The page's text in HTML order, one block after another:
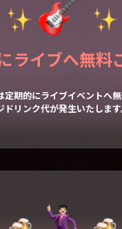
ライブへ無料
定期的にライブイベントへ無
リンク代が発生いたします